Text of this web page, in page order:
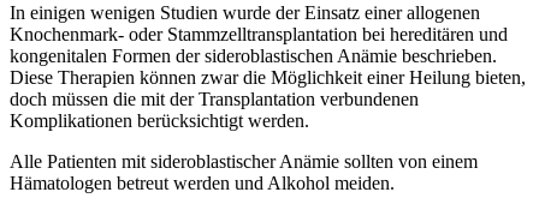
In einigen wenigen Studien wurde der Einsatz einer allogenen
Knochenmark- oder Stammzelltransplantation bei hereditären und
kongenitalen Formen der sideroblastischen Anämie beschrieben.
Diese Therapien können zwar die Möglichkeit einer Heilung bieten,
doch müssen die mit der Transplantation verbundenen
Komplikationen berücksichtigt werden.
Alle Patienten mit sideroblastischer Anämie sollten von einem
Hämatologen betreut werden und Alkohol meiden.